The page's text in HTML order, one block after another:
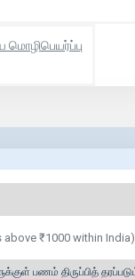
மொழிபெயர்ப்பு
₹1000 within India)
பணம் திருப்பித்